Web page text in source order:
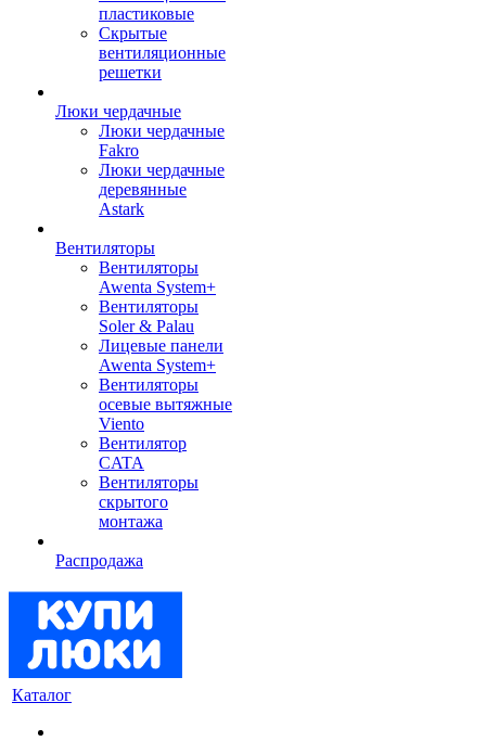
пластиковые
Скрытые
вентиляционные
решетки
Люки чердачные
Люки чердачные
Fakro
Люки чердачные
деревянные
Astark
Вентиляторы
Вентиляторы
Awenta System+
Вентиляторы
Soler & Palau
Лицевые панели
Awenta System+
Вентиляторы
осевые вытяжные
Viento
Вентилятор
CATA
Вентиляторы
скрытого
монтажа
Распродажа
Каталог